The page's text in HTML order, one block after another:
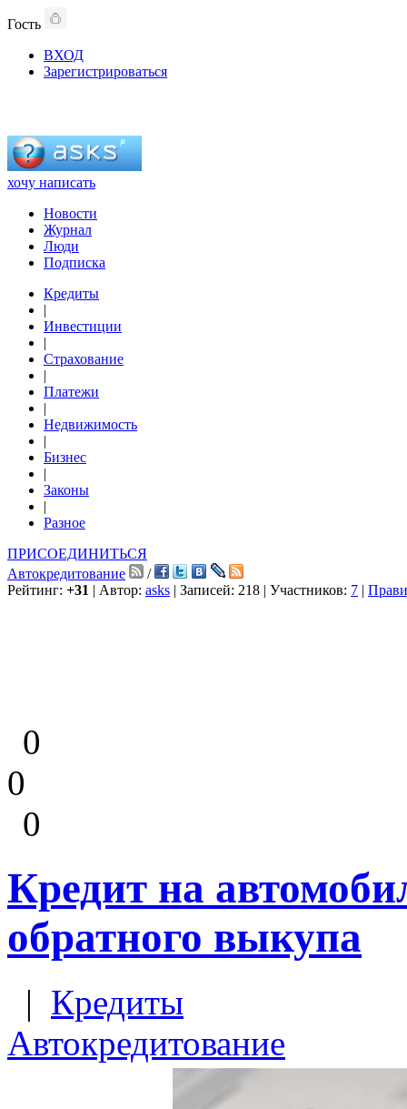
Гость
ВХОД
Зарегистрироваться
хочу написать
Новости
Журнал
Люди
Подписка
Кредиты
|
Инвестиции
|
Страхование
|
Платежи
|
Недвижимость
|
Бизнес
|
Законы
|
Разное
ПРИСОЕДИНИТЬСЯ
Автокредитование
/
Рейтинг: +31 | Автор: asks | Записей: 218 | Участников: 7 |
0
0
0
Кредит на
обратного выкупа
| Кредиты
Автокредитование